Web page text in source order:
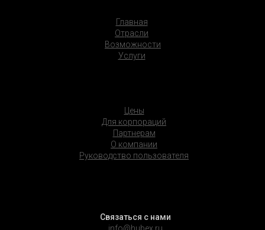
Связаться с нами
Цены
Для корпораций
Партнерам
О компании
Руководство пользователя
Главная
Отрасли
Возможности
Услуги